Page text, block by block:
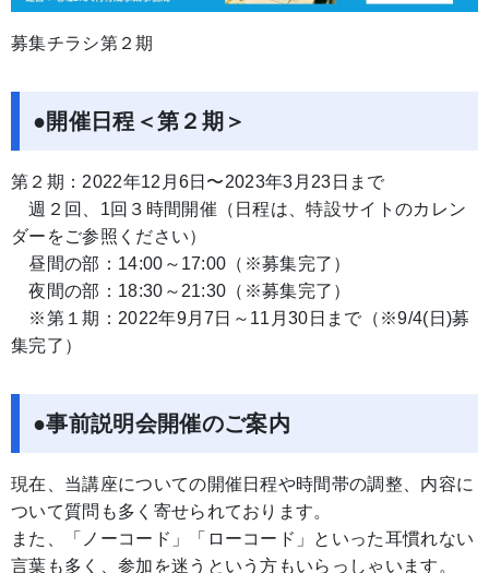
募集チラシ第２期
●開催日程＜第２期＞
第２期：2022年12月6日〜2023年3月23日まで
週２回、1回３時間開催（日程は、特設サイトのカレン
ダーをご参照ください）
昼間の部：14:00～17:00（※募集完了）
夜間の部：18:30～21:30（※募集完了）
※第１期：2022年9月7日～11月30日まで（※9/4(日)募
集完了）
●事前説明会開催のご案内
現在、当講座についての開催日程や時間帯の調整、内容に
ついて質問も多く寄せられております。
また、「ノーコード」「ローコード」といった耳慣れない
言葉も多く、参加を迷うという方もいらっしゃいます。